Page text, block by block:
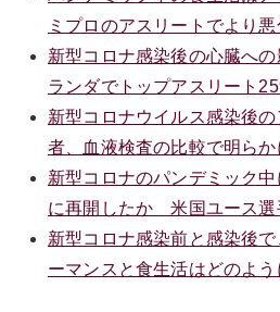
ミプロのアスリートでより
新型コロナ感染後の心臓へ
ランダでトップアスリート
新型コロナウイルス感染後
者、血液検査の比較で明ら
新型コロナのパンデミック
に再開したか 米国ユース選
新型コロナ感染前と感染後
ーマンスと食生活はどのよ